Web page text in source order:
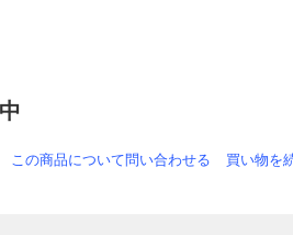
この商品について問い合わせる 買い物を